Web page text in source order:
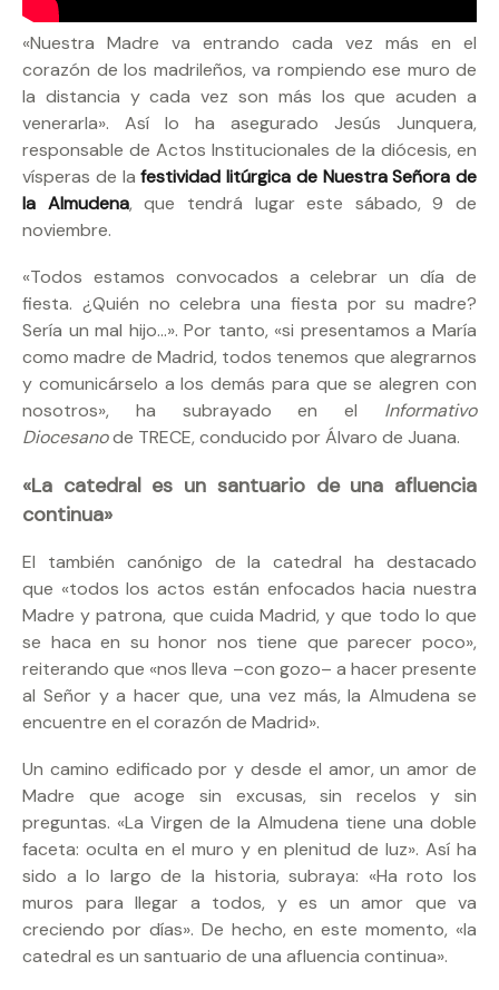
«Nuestra Madre va entrando cada vez más en el
corazón de los madrileños, va rompiendo ese muro de
la distancia y cada vez son más los que acuden a
venerarla». Así lo ha asegurado Jesús Junquera,
responsable de Actos Institucionales de la diócesis, en
vísperas de lafestividad litúrgica de Nuestra Señora de
la Almudena, que tendrá lugar este sábado, 9 de
noviembre.
«Todos estamos convocados a celebrar un día de
fiesta. ¿Quién no celebra una fiesta por su madre?
Sería un mal hijo…». Por tanto, «si presentamos a María
como madre de Madrid, todos tenemos que alegrarnos
y comunicárselo a los demás para que se alegren con
nosotros», ha subrayado en el Informativo
Diocesanode TRECE, conducido por Álvaro de Juana.
«La catedral es un santuario de una afluencia
continua»
El también canónigo de la catedral ha destacado
que «todos los actos están enfocados hacia nuestra
Madre y patrona, que cuida Madrid, y que todo lo que
se haca en su honor nos tiene que parecer poco»,
reiterando que «nos lleva –con gozo– a hacer presente
al Señor y a hacer que, una vez más, la Almudena se
encuentre en el corazón de Madrid».
Un camino edificado por y desde el amor, un amor de
Madre que acoge sin excusas, sin recelos y sin
preguntas. «La Virgen de la Almudena tiene una doble
faceta: oculta en el muro y en plenitud de luz». Así ha
sido a lo largo de la historia, subraya: «Ha roto los
muros para llegar a todos, y es un amor que va
creciendo por días». De hecho, en este momento, «la
catedral es un santuario de una afluencia continua».